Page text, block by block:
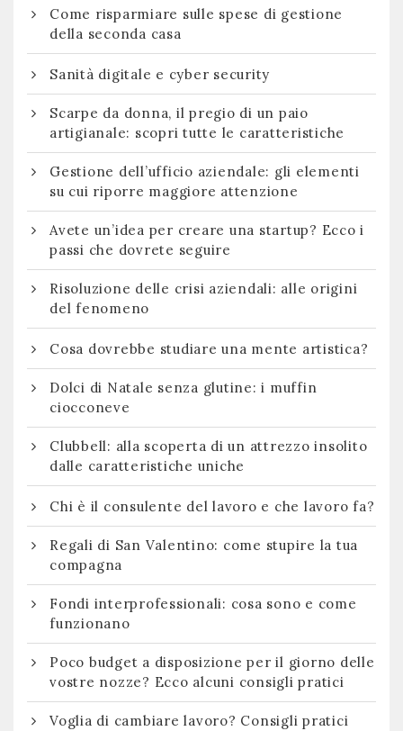
Come risparmiare sulle spese di gestione
della seconda casa
Sanità digitale e cyber security
Scarpe da donna, il pregio di un paio
artigianale: scopri tutte le caratteristiche
Gestione dell’ufficio aziendale: gli elementi
su cui riporre maggiore attenzione
Avete un’idea per creare una startup? Ecco i
passi che dovrete seguire
Risoluzione delle crisi aziendali: alle origini
del fenomeno
Cosa dovrebbe studiare una mente artistica?
Dolci di Natale senza glutine: i muffin
ciocconeve
Clubbell: alla scoperta di un attrezzo insolito
dalle caratteristiche uniche
Chi è il consulente del lavoro e che lavoro fa?
Regali di San Valentino: come stupire la tua
compagna
Fondi interprofessionali: cosa sono e come
funzionano
Poco budget a disposizione per il giorno delle
vostre nozze? Ecco alcuni consigli pratici
Voglia di cambiare lavoro? Consigli pratici